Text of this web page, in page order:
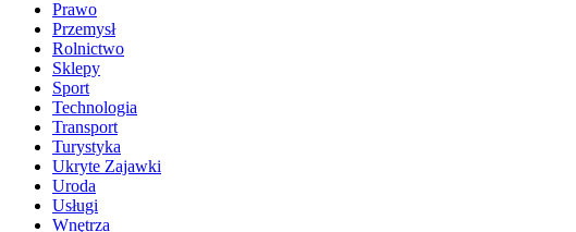
Prawo
Przemysł
Rolnictwo
Sklepy
Sport
Technologia
Transport
Turystyka
Ukryte Zajawki
Uroda
Usługi
Wnętrza